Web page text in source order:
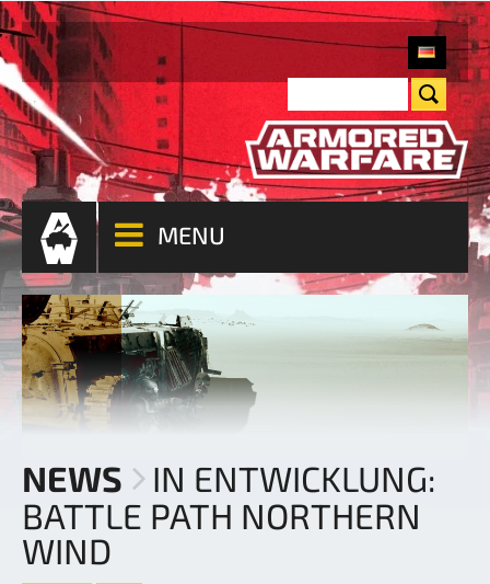
MENU
NEWS
IN ENTWICKLUNG:
BATTLE PATH NORTHERN
WIND